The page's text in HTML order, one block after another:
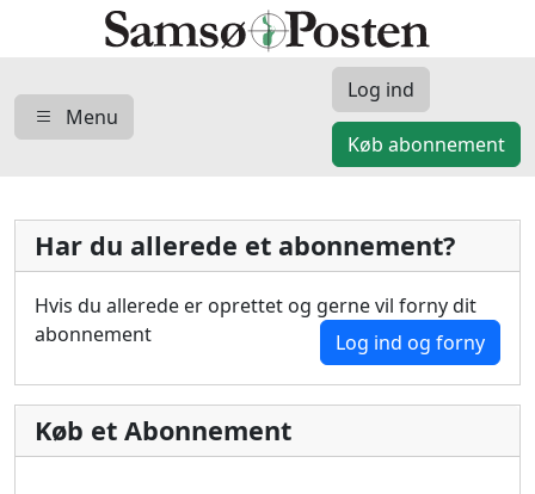
Menu
Log ind
Køb abonnement
Har du allerede et abonnement?
Hvis du allerede er oprettet og gerne vil forny dit
abonnement
Log ind og forny
Køb et Abonnement